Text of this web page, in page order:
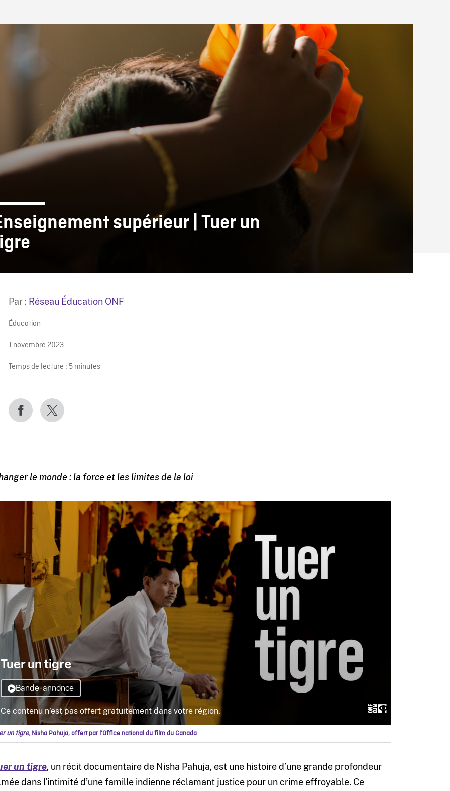
ONF
supérieur | Tuer un
Par : Réseau Éducation ONF
Éducation
1 novembre 2023
Temps de lecture : 5 minutes
le monde : la force et les limites de la loi
un tigre, Nisha Pahuja,offert par l’Office national du film du Canada
un tigre, un récit documentaire de Nisha Pahuja, est une histoire d’une grande profondeur
dans l’intimité d’une famille indienne réclamant justice pour un crime effroyable. Ce